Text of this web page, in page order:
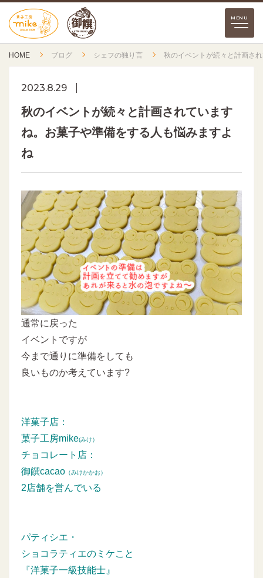
HOME ブログ シェフの独り言 秋のイベントが続々と計画さ
2023.8.29
秋のイベントが続々と計画されています
ね。お菓子や準備をする人も悩みますよ
ね
通常に戻った
イベントですが
今まで通りに準備をしても
良いものか考えています?
洋菓子店：
菓子工房mike(みけ）
チョコレート店：
御饌cacao （みけかかお）
2店舗を営んでいる
パティシエ・
ショコラティエのミケこと
『洋菓子一級技能士』